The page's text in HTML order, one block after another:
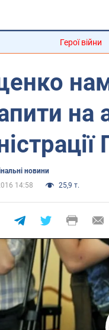
Герої війни
на
новини
14:58
25,9 т.